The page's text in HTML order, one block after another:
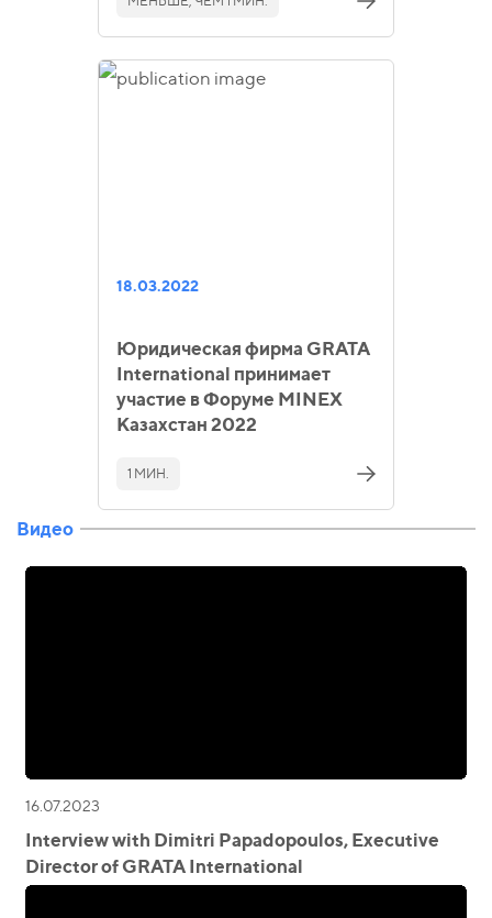
18.03.2022
Юридическая фирма GRATA
International принимает
участие в Форуме MINEX
Казахстан 2022
1 МИН.
Видео
16.07.2023
Interview with Dimitri Papadopoulos, Executive
Director of GRATA International